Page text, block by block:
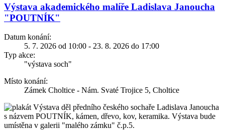
Výstava akademického malíře Ladislava Janoucha
"POUTNÍK"
Datum konání:
5. 7. 2026 od 10:00 - 23. 8. 2026 do 17:00
Typ akce:
"výstava soch"
Místo konání:
Zámek Choltice - Nám. Svaté Trojice 5, Choltice
Výstava děl předního českého sochaře Ladislava Janoucha
s názvem POUTNÍK, kámen, dřevo, kov, keramika. Výstava bude
umístěna v galerii "malého zámku" č.p.5.